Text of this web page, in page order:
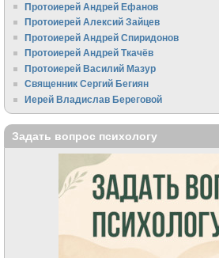
Протоиерей Андрей Ефанов
Протоиерей Алексий Зайцев
Протоиерей Андрей Спиридонов
Протоиерей Андрей Ткачёв
Протоиерей Василий Мазур
Священник Сергий Бегиян
Иерей Владислав Береговой
Задать вопрос психологу